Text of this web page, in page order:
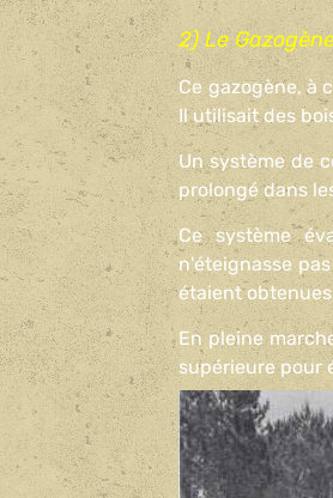
2) Le
Ce gazogène, à
Il utilisait des
Un système de
prolongé dans
Ce système
n'éteignasse
étaient
En pleine
supérieure pour